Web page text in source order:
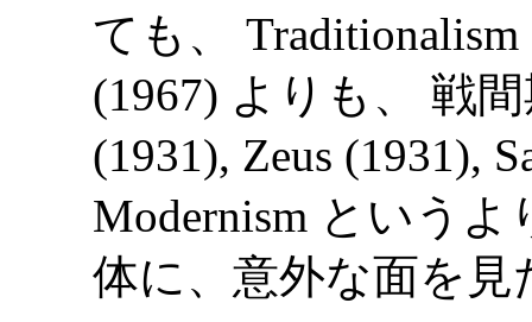
ても、
(1967) よりも、 戦
(1931), Zeus (1931),
Modernism という
体に、意外な面を